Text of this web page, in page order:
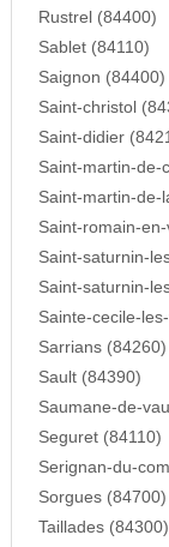
Rustrel (84400)
Sablet (84110)
Saignon (84400)
Saint-christol
Saint-didier
Saint-martin-de-
Saint-martin-de-
Saint-romain-
Saint-saturnin-
Saint-saturnin-
Sainte-cecile-
Sarrians (84260)
Sault (84390)
Saumane-de-
Seguret (84110)
Serignan-du-
Sorgues (84700)
Taillades (84300)